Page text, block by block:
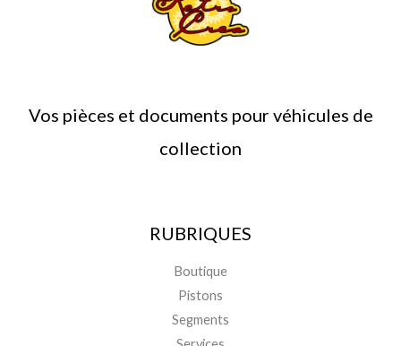
Vos pièces et documents pour véhicules de
collection
RUBRIQUES
Boutique
Pistons
Segments